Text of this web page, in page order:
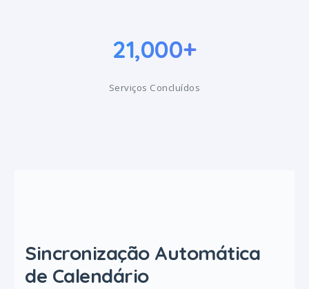
21,000+
Serviços Concluídos
Sincronização Automática
de Calendário